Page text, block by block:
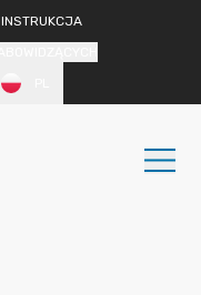
INSTRUKCJA